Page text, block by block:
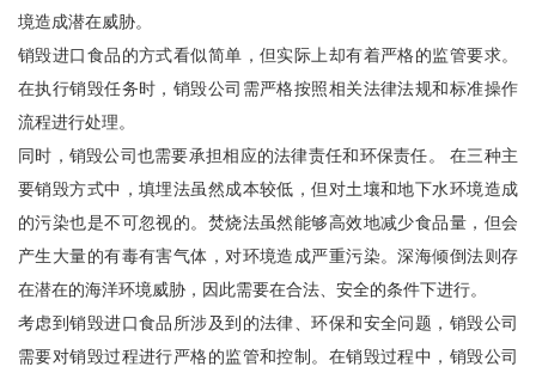
境造成潜在威胁。
销毁进口食品的方式看似简单，但实际上却有着严格的监管要求。
在执行销毁任务时，销毁公司需严格按照相关法律法规和标准操作
流程进行处理。
同时，销毁公司也需要承担相应的法律责任和环保责任。 在三种主
要销毁方式中，填埋法虽然成本较低，但对土壤和地下水环境造成
的污染也是不可忽视的。焚烧法虽然能够高效地减少食品量，但会
产生大量的有毒有害气体，对环境造成严重污染。深海倾倒法则存
在潜在的海洋环境威胁，因此需要在合法、安全的条件下进行。
考虑到销毁进口食品所涉及到的法律、环保和安全问题，销毁公司
需要对销毁过程进行严格的监管和控制。在销毁过程中，销毁公司